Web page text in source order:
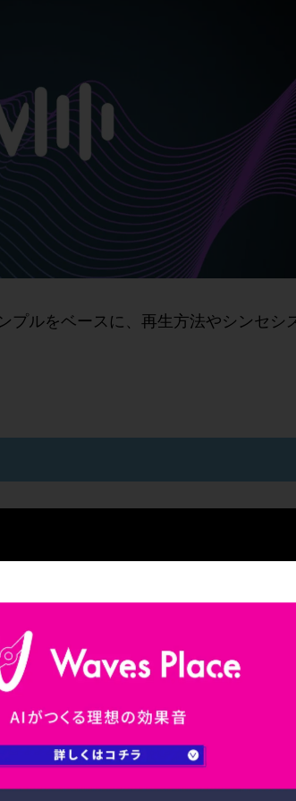
プルをベースに、再生方法やシンセシ